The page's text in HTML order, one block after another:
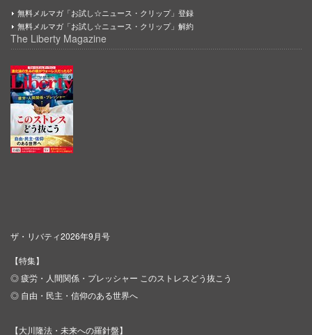
無料メルマガ「お試し☆ニュース・クリップ」登録
無料メルマガ「お試し☆ニュース・クリップ」解約
The Liberty Magazine
ザ・リバティ2026年9月号
【特集】
◎ 疲労・人間関係・プレッシャー このストレスどう抜こう
◎ 自由・民主・信仰のある世界へ
【大川隆法・未来への羅針盤】